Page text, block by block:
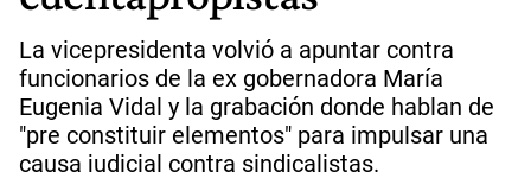
La vicepresidenta volvió a apuntar contra
funcionarios de la ex gobernadora María
Eugenia Vidal y la grabación donde hablan de
"pre constituir elementos" para impulsar una
causa judicial contra sindicalistas.